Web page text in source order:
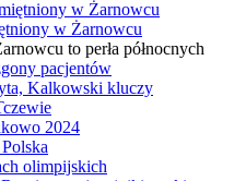
w Żarnowcu
to perła północnych
pacjentów
Kalkowski kluczy
2024
olimpijskich